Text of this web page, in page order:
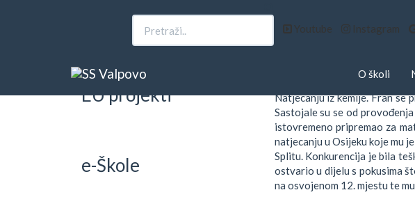
Youtube Instagram
O školi
EU projekti
e-Škole
FRAN SAUER
Fran Sauer, učenik 4. a
Natjecanju iz kemije. Fran se
Sastojale su se od
istovremeno pripremao za
natjecanju u Osijeku koje mu
Splitu. Konkurencija je bila
ostvario u dijelu s pokusima
na osvojenom 12. mjestu te